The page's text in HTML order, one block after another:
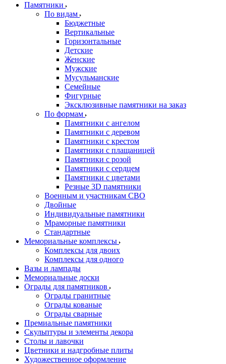
Памятники
По видам
Бюджетные
Вертикальные
Горизонтальные
Детские
Женские
Мужские
Мусульманские
Семейные
Фигурные
Эксклюзивные памятники на заказ
По формам
Памятники с ангелом
Памятники с деревом
Памятники с крестом
Памятники с плащаницей
Памятники с розой
Памятники с сердцем
Памятники с цветами
Резные 3D памятники
Военным и участникам СВО
Двойные
Индивидуальные памятники
Мраморные памятники
Стандартные
Мемориальные комплексы
Комплексы для двоих
Комплексы для одного
Вазы и лампады
Мемориальные доски
Ограды для памятников
Ограды гранитные
Ограды кованые
Ограды сварные
Премиальные памятники
Скульптуры и элементы декора
Столы и лавочки
Цветники и надгробные плиты
Художественное оформление